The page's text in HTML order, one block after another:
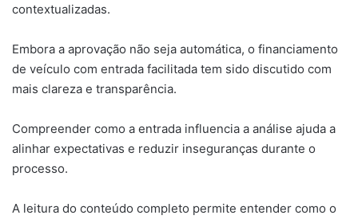
contextualizadas.
Embora a aprovação não seja automática, o financiamento
de veículo com entrada facilitada tem sido discutido com
mais clareza e transparência.
Compreender como a entrada influencia a análise ajuda a
alinhar expectativas e reduzir inseguranças durante o
processo.
A leitura do conteúdo completo permite entender como o